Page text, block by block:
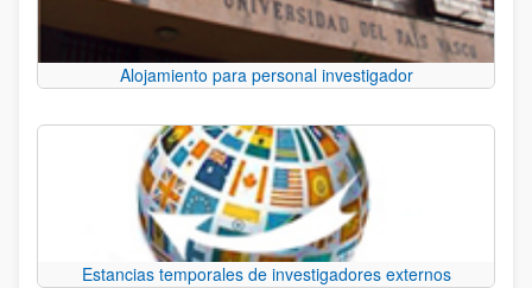
Alojamiento para personal investigador
Estancias temporales de investigadores externos